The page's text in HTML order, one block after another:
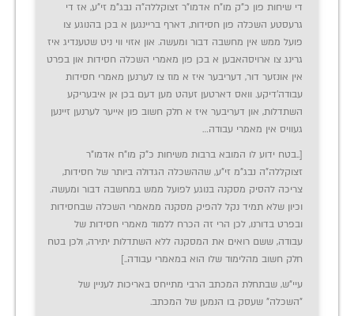
די שיחות פון כ"ק מו"ח אדמו"ר זצוקללה"ה נבג"מ זי"ע, אז די
גרעסטע השכלה פון חסידות, דארף בריינגען א בכן בהנוגע צו
פועל ממש אין מחשבה דבור ומעשה. און אזוי ווי ניט שטענדיג איז
גרינג צו ארויסהאבען א בכן פון מאמרי השכלה חסידות און בפרט
אין אונזער דור, דעריבער איז א מוז צו לערנען מאמרי חסידות
עבודה'דיקע. וואס דארטען זעהט מען דעם בכן אן איבעריקע
השתדלות, און דעריבער איז א חלק חשוב פון אייער לערנען זיינען
געוויס אין מאמרי עבודה…
[..בטח ידוע לו המובא ברבות משיחות כ"ק מו"ח אדמו"ר
זצוקללה"ה נבג"מ זי"ע, שההשכלה הגדולה ביותר של חסידות,
צריכה להסיק מסקנה בנוגע לפועל ממש במחשבה דבור ומעשה.
וכיון שלא תמיד נקל להפיק מסקנה ממאמרי השכלה שבחסידות
ובפרט בדורנו, לכן הרי זה הכרח ללמוד מאמרי חסידות של
עבודה, ששם רואים את המסקנה ללא השתדלות יתירה, ולכן בטח
חלק חשוב מהלימוד שלו הוא במאמרי עבודה..]
עיי"ש, שבתחלת המכתב הרבי מתייחס באריכות לעניין של
"השכלה" שעסק בו הנמען של המכתב.